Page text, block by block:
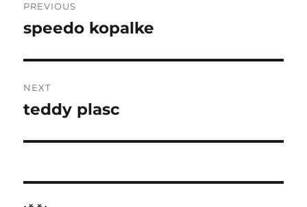
navigation
PREVIOUS
Previous
speedo kopalke
NEXT
Next
teddy plasc